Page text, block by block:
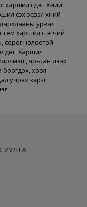
үүсдэг. Хүний
үүсэх эсвэл хүний
урвал
харшил үүсгэгчийг
сөрөг нөлөөтэй
Харшил
арьсан дээр
боогдох, хоол
учрах зэрэг